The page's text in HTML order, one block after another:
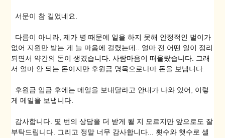
서문이 참 길었네요.
다름이 아니라, 제가 병 때문에 일을 하지 못해 안정적인 벌이가
없어 지원만 받는 게 늘 마음에 걸렸는데.. 얼마 전 어떤 일이 정리
되면서 약간의 돈이 생겼습니다. 사람마음이 떠올랐습니다. 그래
서 얼마 안 되는 돈이지만 후원금 명목으로나마 돈을 보냅니다.
후원금 입금 후에는 메일을 보내달라고 안내가 나와 있어, 이렇
게 메일을 보냅니다.
감사합니다. 몇 번의 상담을 더 받게 될 지 모르지만 앞으로도 잘
부탁드립니다. 그리고 정말 너무 감사합니다... 횟수와 햇수로 셀